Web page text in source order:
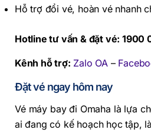
Hỗ trợ đổi vé, hoàn vé nhanh
Hotline tư vấn & đặt vé: 1900
Kênh hỗ trợ: Zalo OA –
Đặt vé ngay hôm nay
Vé máy bay đi Omaha là lựa
ai đang có kế hoạch học tập,